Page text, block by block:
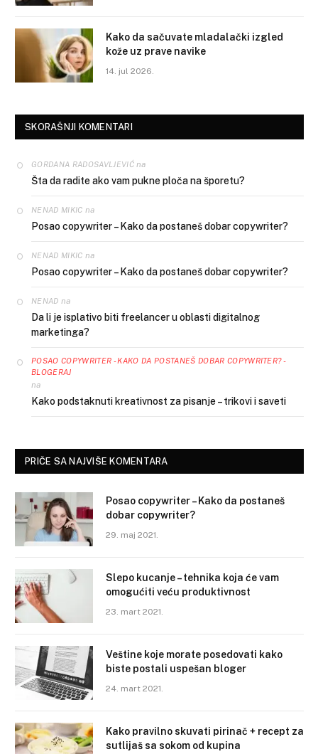
Kako da sačuvate mladalački izgled
kože uz prave navike
14. jul 2026.
SKORAŠNJI KOMENTARI
GORDANA RADOSAVLJEVIĆna
Šta da radite ako vam pukne ploča na šporetu?
NENAD MIKIC na
Posao copywriter – Kako da postaneš dobar copywriter?
NENAD MIKIC na
Posao copywriter – Kako da postaneš dobar copywriter?
NENAD na
Da li je isplativo biti freelancer u oblasti digitalnog
marketinga?
POSAO COPYWRITER - KAKO DA POSTANEŠ DOBAR COPYWRITER? -
BLOGERAJ
na
Kako podstaknuti kreativnost za pisanje – trikovi i saveti
PRIČE SA NAJVIŠE KOMENTARA
Posao copywriter – Kako da postaneš
dobar copywriter?
29. maj 2021.
Slepo kucanje – tehnika koja će vam
omogućiti veću produktivnost
23. mart 2021.
Veštine koje morate posedovati kako
biste postali uspešan bloger
24. mart 2021.
Kako pravilno skuvati pirinač + recept za
sutlijaš sa sokom od kupina